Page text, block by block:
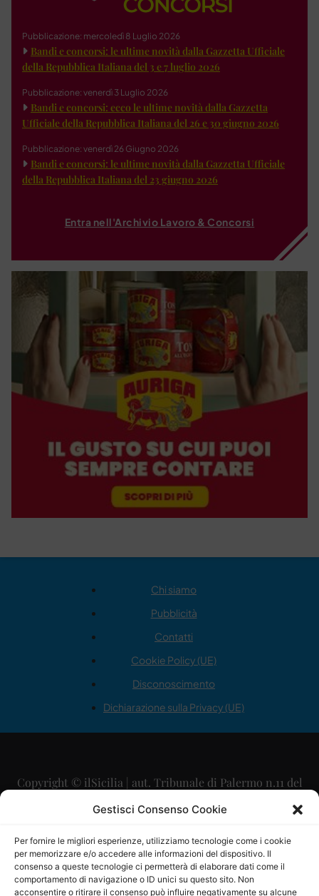
Gestisci Consenso Cookie
Per fornire le migliori esperienze, utilizziamo tecnologie come i cookie
per memorizzare e/o accedere alle informazioni del dispositivo. Il
consenso a queste tecnologie ci permetterà di elaborare dati come il
comportamento di navigazione o ID unici su questo sito. Non
acconsentire o ritirare il consenso può influire negativamente su alcune
Pubblicazione: mercoledì 8 Luglio 2026
Bandi e concorsi: le ultime novità dalla Gazzetta Ufficiale
della Repubblica Italiana del 3 e 7 luglio 2026
Pubblicazione: venerdì 3 Luglio 2026
Bandi e concorsi: ecco le ultime novità dalla Gazzetta
Ufficiale della Repubblica Italiana del 26 e 30 giugno 2026
Pubblicazione: venerdì 26 Giugno 2026
Bandi e concorsi: le ultime novità dalla Gazzetta Ufficiale
della Repubblica Italiana del 23 giugno 2026
Entra nell'Archivio Lavoro & Concorsi
Chi siamo
Pubblicità
Contatti
Cookie Policy (UE)
Disconoscimento
Dichiarazione sulla Privacy (UE)
Copyright © ilSicilia | aut. Tribunale di Palermo n.11 del
29/09/2015
Direttore Editoriale: Maurizio Scaglione